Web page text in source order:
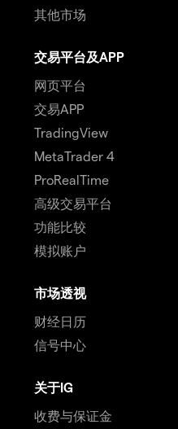
其他市场
交易平台及APP
网页平台
交易APP
TradingView
MetaTrader 4
ProRealTime
高级交易平台
功能比较
模拟账户
市场透视
财经日历
信号中心
关于IG
收费与保证金